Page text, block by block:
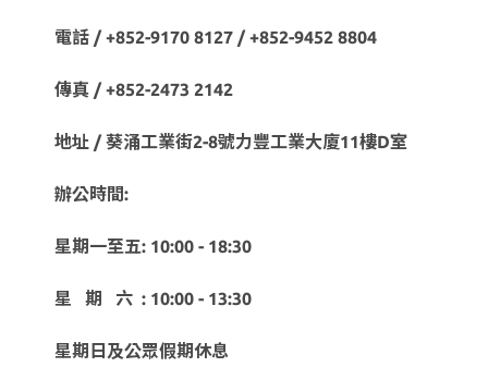
電話 / +852-9170 8127 /+852-9452 8804
傳真 / +852-2473 2142
地址 / 葵涌工業街2-8號力豐工業大廈11樓D室
辦公時間:
星期一至五: 10:00 - 18:30
星 期 六 : 10:00 - 13:30
星期日及公眾假期休息